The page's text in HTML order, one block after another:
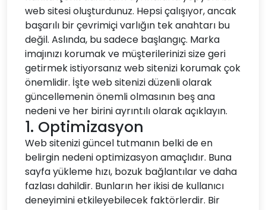
web sitesi oluşturdunuz. Hepsi çalışıyor, ancak
başarılı bir çevrimiçi varlığın tek anahtarı bu
değil. Aslında, bu sadece başlangıç. Marka
imajınızı korumak ve müşterilerinizi size geri
getirmek istiyorsanız web sitenizi korumak çok
önemlidir. İşte web sitenizi düzenli olarak
güncellemenin önemli olmasının beş ana
nedeni ve her birini ayrıntılı olarak açıklayın.
1. Optimizasyon
Web sitenizi güncel tutmanın belki de en
belirgin nedeni optimizasyon amaçlıdır. Buna
sayfa yükleme hızı, bozuk bağlantılar ve daha
fazlası dahildir. Bunların her ikisi de kullanıcı
deneyimini etkileyebilecek faktörlerdir. Bir